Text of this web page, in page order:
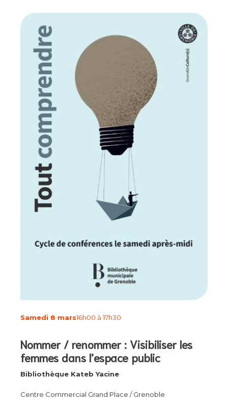
Samedi 8 mars16h00 à 17h30
Nommer / renommer : Visibiliser les
femmes dans l’espace public
Bibliothèque Kateb Yacine
Centre Commercial Grand Place / Grenoble